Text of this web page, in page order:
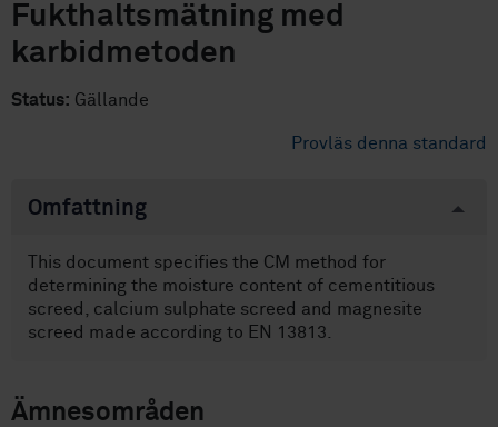
Fukthaltsmätning med
karbidmetoden
Status: Gällande
Provläs denna standard
Omfattning
This document specifies the CM method for
determining the moisture content of cementitious
screed, calcium sulphate screed and magnesite
screed made according to EN 13813.
Ämnesområden